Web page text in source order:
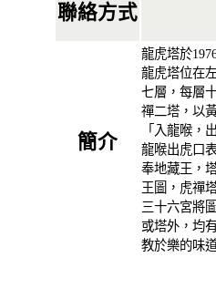
聯絡方式
簡介
龍虎塔於
龍虎塔位在
七層，每層
禪二塔，以
「入龍喉，
龍喉出虎口
奉地藏王，
王圖，虎禪
三十六宮將
或塔外，均
教於樂的味